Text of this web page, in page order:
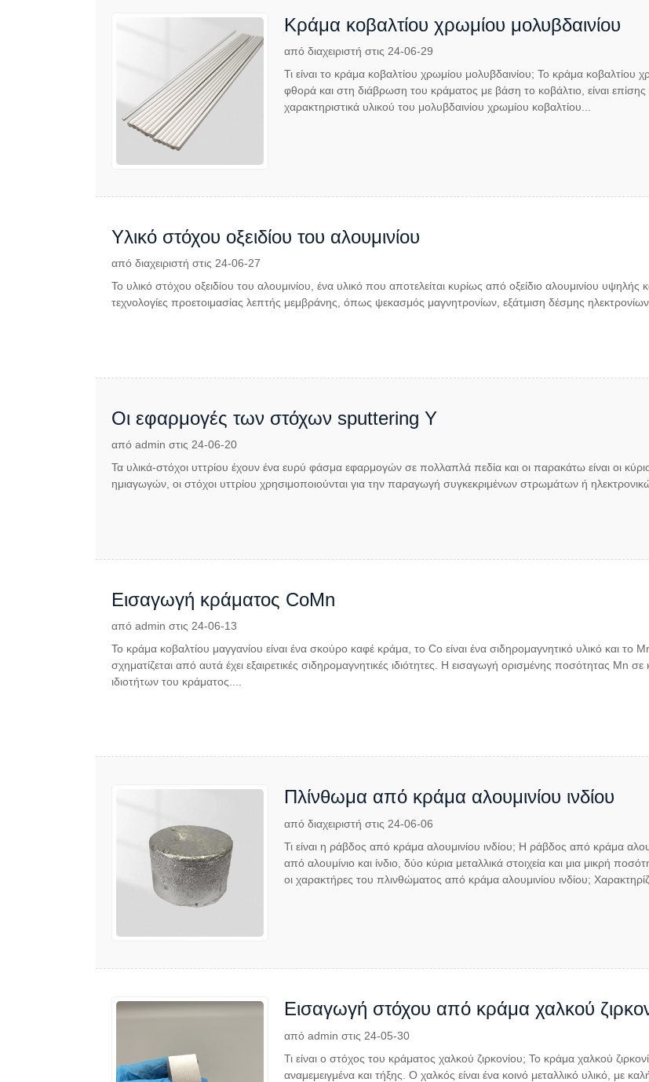
Κράμα κοβαλτίου χρωμίου μολυβδαινίου
από διαχειριστή στις 24-06-29
Τι είναι το κράμα κοβαλτίου χρωμίου μολυβδαινίου; Το κράμα κοβαλτίου
φθορά και στη διάβρωση του κράματος με βάση το κοβάλτιο, είναι
χαρακτηριστικά υλικού του μολυβδαινίου χρωμίου κοβαλτίου...
Υλικό στόχου οξειδίου του αλουμινίου
από διαχειριστή στις 24-06-27
Το υλικό στόχου οξειδίου του αλουμινίου, ένα υλικό που αποτελείται κυρίως από οξείδιο αλουμινίου
τεχνολογίες προετοιμασίας λεπτής μεμβράνης, όπως ψεκασμός μαγνητρονίων, εξάτμιση δέσμης
Οι εφαρμογές των στόχων sputtering Y
από admin στις 24-06-20
Τα υλικά-στόχοι υττρίου έχουν ένα ευρύ φάσμα εφαρμογών σε πολλαπλά πεδία και οι παρακάτω είναι οι
ημιαγωγών, οι στόχοι υττρίου χρησιμοποιούνται για την παραγωγή συγκεκριμένων στρωμάτων ή
Εισαγωγή κράματος CoMn
από admin στις 24-06-13
Το κράμα κοβαλτίου μαγγανίου είναι ένα σκούρο καφέ κράμα, το Co είναι ένα σιδηρομαγνητικό υλικό και το
σχηματίζεται από αυτά έχει εξαιρετικές σιδηρομαγνητικές ιδιότητες. Η εισαγωγή ορισμένης ποσότητας Mn
ιδιοτήτων του κράματος....
Πλίνθωμα από κράμα αλουμινίου ινδίου
από διαχειριστή στις 24-06-06
Τι είναι η ράβδος από κράμα αλουμινίου ινδίου; Η ράβδος από κράμα
από αλουμίνιο και ίνδιο, δύο κύρια μεταλλικά στοιχεία και μια μικρή
οι χαρακτήρες του πλινθώματος από κράμα αλουμινίου ινδίου;
Εισαγωγή στόχου από κράμα χαλκού
από admin στις 24-05-30
Τι είναι ο στόχος του κράματος χαλκού ζιρκονίου; Το κράμα χαλκού
αναμεμειγμένα και τήξης. Ο χαλκός είναι ένα κοινό μεταλλικό υλικό, με